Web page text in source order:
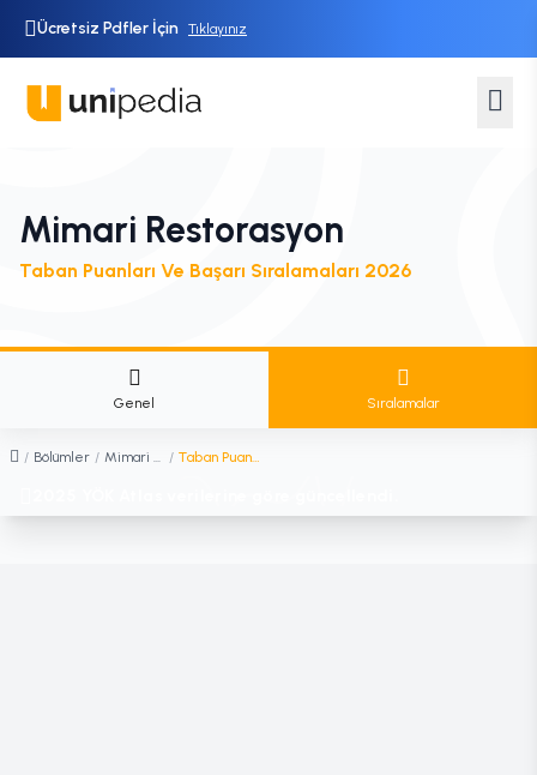
Ücretsiz Pdfler İçin Tıklayınız
Mimari Restorasyon
Taban Puanları Ve Başarı Sıralamaları 2026
Genel Sıralamalar
/ Bölümler / Mimari Restorasyon / Taban Puanları ve Sıralamaları